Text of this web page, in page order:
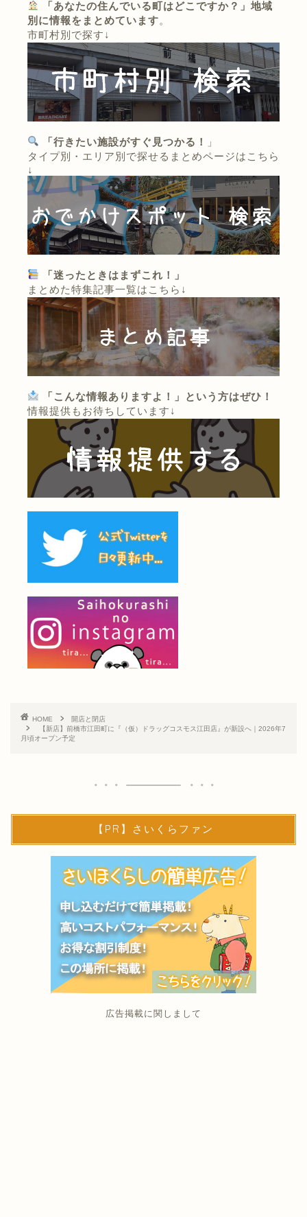
「あなたの住んでいる町はどこですか？」地域
別に情報をまとめています。
市町村別で探す↓
「行きたい施設がすぐ見つかる！
」
タイプ別・エリア別で探せるまとめページはこちら
↓
「迷ったときはまずこれ！」
まとめた特集記事一覧はこちら↓
「こんな情報ありますよ！」という方はぜひ！
情報提供もお待ちしています↓
HOME
開店と閉店
【新店】前橋市江田町に『（仮）ドラッグコスモス江田店』が新設へ｜2026年7
月頃オープン予定
【PR】さいくらファン
広告掲載に関しまして